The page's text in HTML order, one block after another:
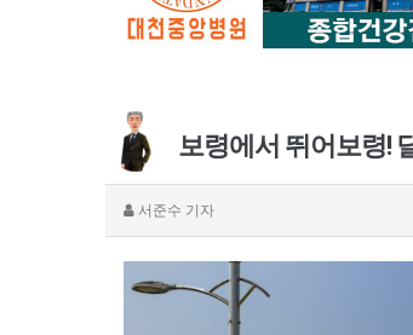
보령에서 뛰어보령!
서준수 기자